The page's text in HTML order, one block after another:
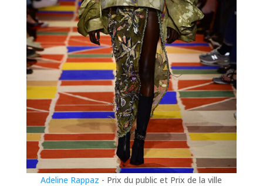
Adeline Rappaz - Prix du public et Prix de la ville